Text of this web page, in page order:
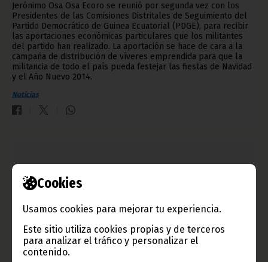
Cookies
Usamos cookies para mejorar tu experiencia.
Este sitio utiliza cookies propias y de terceros
para analizar el tráfico y personalizar el
contenido.
Jerónimo Osa Osa Ecoro se reunió por segunda vez con los
Presidentes de las Comisiones Distritales de Seguimiento del
Partido Democrático de Guinea Ecuatorial (PDGE), para recibir
las aportaciones económicas particulares que los militantes
del partido han realizado. La aportación se hace de cara a la
campaña de distribución de víveres emprendida para que la
militancia de todo el país pueda festejar las fiestas de Navidad
y el Año Nuevo 2014.
Noticias